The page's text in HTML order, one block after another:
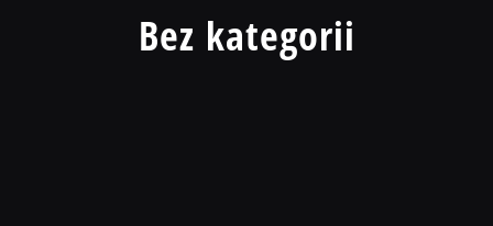
Bez kategorii